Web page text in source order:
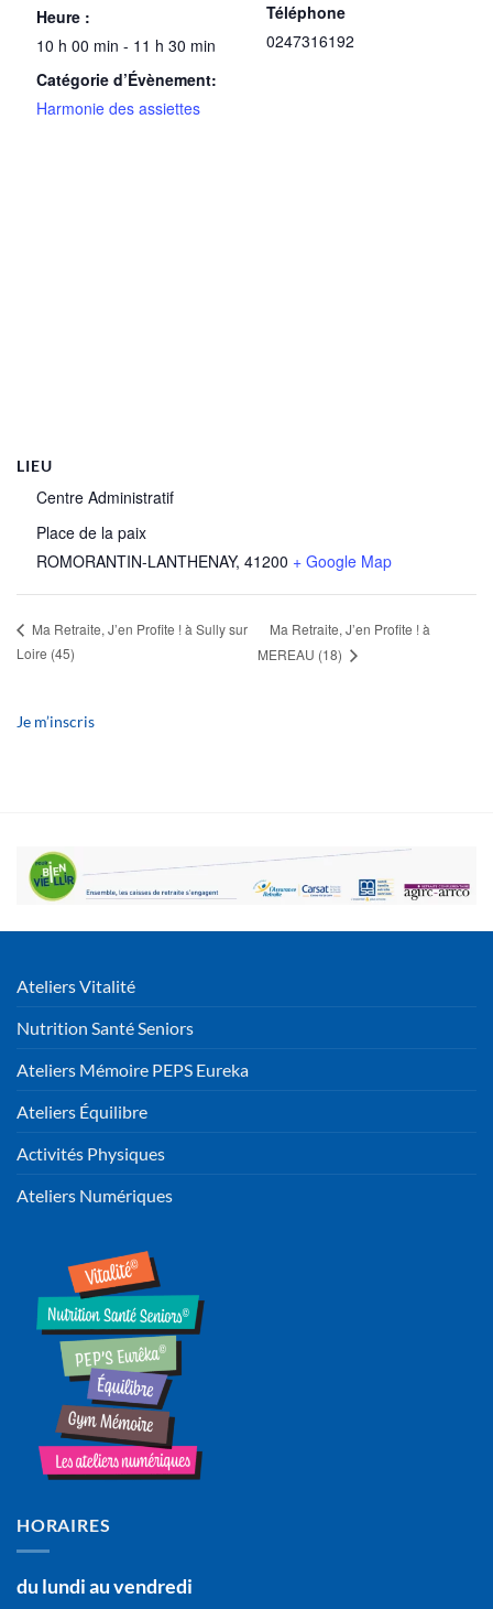
Heure :
10 h 00 min - 11 h 30 min
Catégorie d’Évènement:
Harmonie des assiettes
Téléphone
0247316192
LIEU
Centre Administratif
Place de la paix
ROMORANTIN-LANTHENAY, 41200 + Google Map
Ma Retraite, J’en Profite ! à Sully sur
Loire (45)
Ma Retraite, J’en Profite ! à
MEREAU (18)
Je m’inscris
Ateliers Vitalité
Nutrition Santé Seniors
Ateliers Mémoire PEPS Eureka
Ateliers Équilibre
Activités Physiques
Ateliers Numériques
HORAIRES
du lundi au vendredi